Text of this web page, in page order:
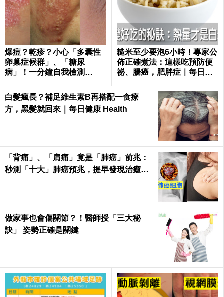
爆痘？乾疹？小心「多囊性
卵巢症候群」、「糖尿
病」！一分鐘自我檢測
糙米至少要泡6小時！專家公
佈正確煮法：這樣吃預防便
祕、腸癌，肥胖症｜每日健
白髮瘋長？補足維生素B再搭配一食療
方，黑髮就回來｜每日健康 Health
「背痛」、「肩痛」竟是「肺癌」前兆：
秒測「十大」肺癌預兆，提早發現治癒率
做家事也會傷關節？！醫師授「三大秘
訣」 姿勢正確是關鍵